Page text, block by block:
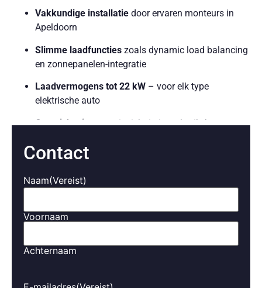
Vakkundige installatie door ervaren monteurs in
Apeldoorn
Slimme laadfuncties zoals dynamic load balancing
en zonnepanelen-integratie
Laadvermogens tot 22 kW – voor elk type
elektrische auto
Overzicht via app– inzicht in je verbruik, kosten en
Strakke montage
montagepaal
en OON, zodat je verzekerd bent van kwaliteit en
toekomstbestendigheid.
Laadoplossingen voor bedrijven
Contact
Naam(Vereist)
Voornaam
Achternaam